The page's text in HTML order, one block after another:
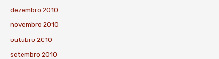
dezembro 2010
novembro 2010
outubro 2010
setembro 2010